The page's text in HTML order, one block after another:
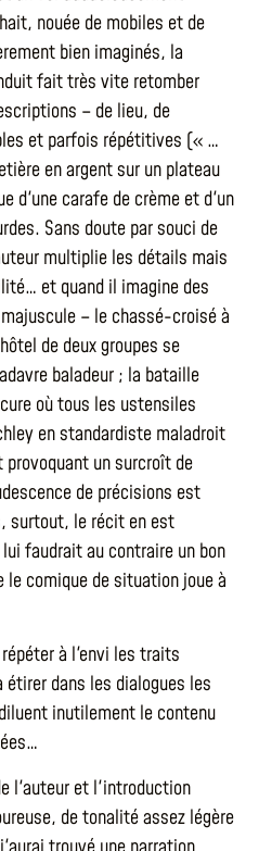
nouée de mobiles et de
bien imaginés, la
fait très vite retomber
– de lieu, de
et parfois répétitives (« …
en argent sur un plateau
d'une carafe de crème et d'un
Sans doute par souci de
multiplie les détails mais
et quand il imagine des
– le chassé-croisé à
de deux groupes se
baladeur ; la bataille
où tous les ustensiles
en standardiste maladroit
un surcroît de
de précisions est
surtout, le récit en est
faudrait au contraire un bon
le comique de situation joue à
à l'envi les traits
dans les dialogues les
inutilement le contenu
l'auteur et l'introduction
de tonalité assez légère